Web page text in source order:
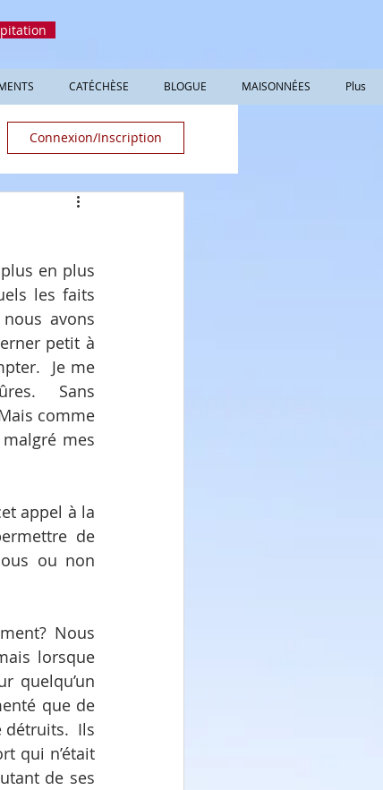
CATÉCHÈSE BLOGUE MAISONNÉES Plus
Connexion/Inscription
en plus
les faits
avons
petit à
Je me
Sans
comme
mes
appel à la
de
ou non
Nous
lorsque
quelqu’un
que de
détruits.  Ils
qui n’était
de ses